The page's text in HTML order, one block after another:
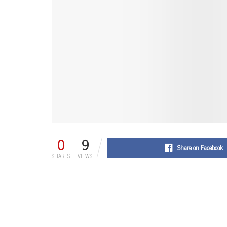
0
SHARES 9
VIEWS
Share on Facebook